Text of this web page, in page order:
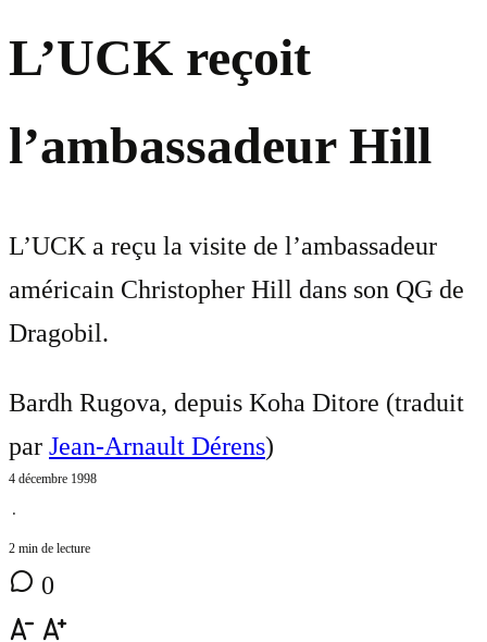
L’UCK reçoit
l’ambassadeur Hill
L’UCK a reçu la visite de l’ambassadeur
américain Christopher Hill dans son QG de
Dragobil.
Bardh Rugova, depuis Koha Ditore (traduit
par Jean-Arnault Dérens)
4 décembre 1998
⋅
2 min de lecture
0